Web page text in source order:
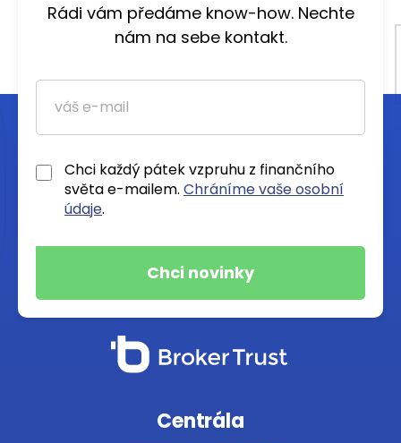
Rádi vám předáme know-how. Nechte
nám na sebe kontakt.
Chci každý pátek vzpruhu z finančního
světa e-mailem. Chráníme vaše osobní
údaje.
Centrála